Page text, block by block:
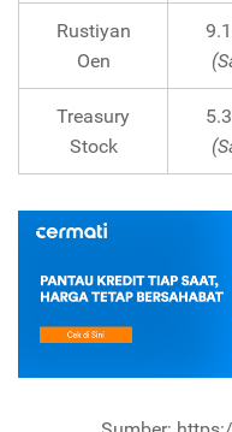
Rustiyan
Oen
Treasury
Stock